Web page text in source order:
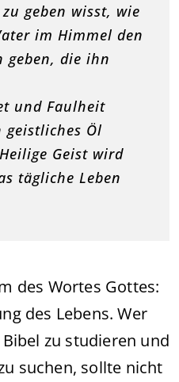
geben wisst, wie
im Himmel den
geben, die ihn
und Faulheit
geistliches Öl
Geist wird
tägliche Leben
des Wortes Gottes:
des Lebens. Wer
zu studieren und
suchen, sollte nicht